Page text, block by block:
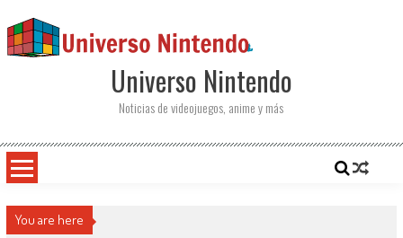
Universo Nintendo
Noticias de videojuegos, anime y más
You are here